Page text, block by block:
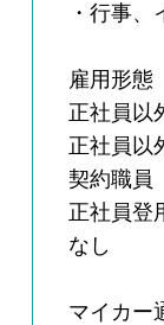
・行事
雇用形態
正社員以
正社員以
契約職員
正社員登
なし
マイカー